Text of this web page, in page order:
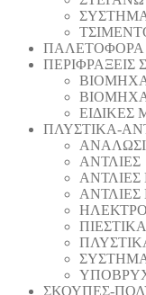
ΠΑΛΕΤΟΦΟΡΑ
ΠΕΡΙΦΡΑΞΕΙΣ
ΕΙΔΙΚΕΣ
ΠΛΥΣΤΙΚΑ-
ΑΝΤΛΙΕΣ
ΑΝΤΛΙΕΣ
ΑΝΤΛΙΕΣ
ΣΚΟΥΠΕΣ-